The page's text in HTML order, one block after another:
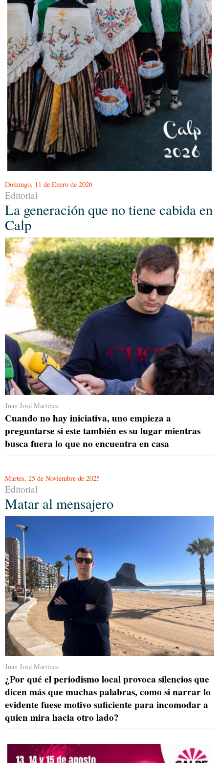
Domingo, 11 de Enero de 2026
Editorial
La generación que no tiene cabida en
Calp
Juan José Martínez
Cuando no hay iniciativa, uno empieza a
preguntarse si este también es su lugar mientras
busca fuera lo que no encuentra en casa
Martes, 25 de Noviembre de 2025
Editorial
Matar al mensajero
Juan José Martínez
¿Por qué el periodismo local provoca silencios que
dicen más que muchas palabras, como si narrar lo
evidente fuese motivo suficiente para incomodar a
quien mira hacia otro lado?